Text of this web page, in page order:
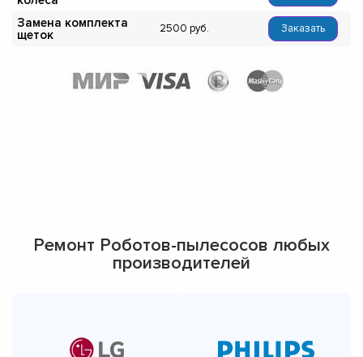
Замена комплекта
щеток
2500 Заказать
Ремонт Роботов-пылесосов любых
производителей